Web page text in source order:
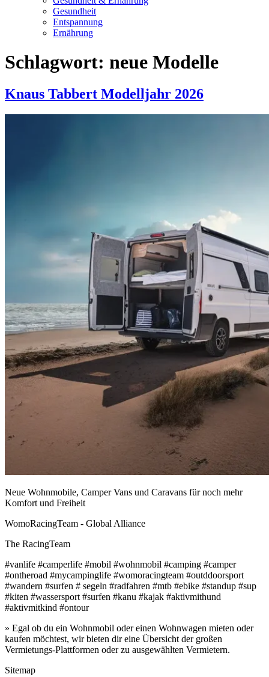
Gesundheit
Entspannung
Ernährung
Schlagwort: neue Modelle
Knaus Tabbert Modelljahr 2026
Neue Wohnmobile, Camper Vans und Caravans für noch mehr
Komfort und Freiheit
WomoRacingTeam - Global Alliance
The RacingTeam
#vanlife #camperlife #mobil #wohnmobil #camping #camper
#ontheroad #mycampinglife #womoracingteam #outddoorsport
#wandern #surfen # segeln #radfahren #mtb #ebike #standup #sup
#kiten #wassersport #surfen #kanu #kajak #aktivmithund
#aktivmitkind #ontour
» Egal ob du ein Wohnmobil oder einen Wohnwagen mieten oder
kaufen möchtest, wir bieten dir eine Übersicht der großen
Vermietungs-Plattformen oder zu ausgewählten Vermietern.
Sitemap